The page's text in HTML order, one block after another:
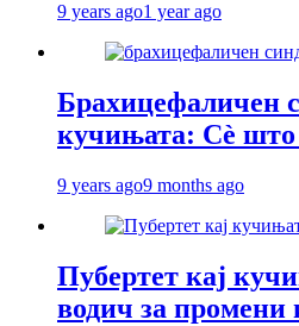
9 years ago1 year ago
Брахицефаличен
кучињата: Сè што
9 years ago9 months ago
Пубертет кај
водич за промени